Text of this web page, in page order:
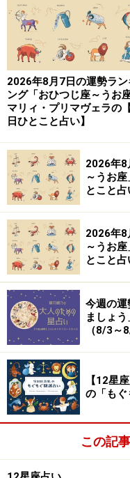
新記録を樹立する、
自分をイメージする
ナをチャージできる
しょう。自然に整って
・自然の力を借りる
ハーブや漢方など、薬
て、整えていきましょ
体を鍛えたり、体力
ていくことで、自然に
す。目指すは、「調子
どこも痛くない、だる
前向きな気持ちにな
も、大事な要素にな
感じたら、すぐにリリ
＞【幸せのカルテ】他
※記事内容は執筆時点の
い。
【編集部おすすめの購入
2026年8月7日の運勢ラン
ング「おひつじ座～うお座
マリィ・プリマヴェラの
日ひとこと占い】
2026年8
～うお
とこと占
2026年8
～うお
とこと占
今週の運
ましょう
（8/3～
【12星
の「もぐ
この記